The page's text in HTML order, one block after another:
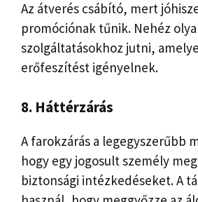
Az átverés csábító, mert
promóciónak tűnik. Nehéz
szolgáltatásokhoz jutni,
erőfeszítést igényelnek.
8. Háttérzárás
A farokzárás a legegyszerűbb
hogy egy jogosult személy
biztonsági intézkedéseket. A